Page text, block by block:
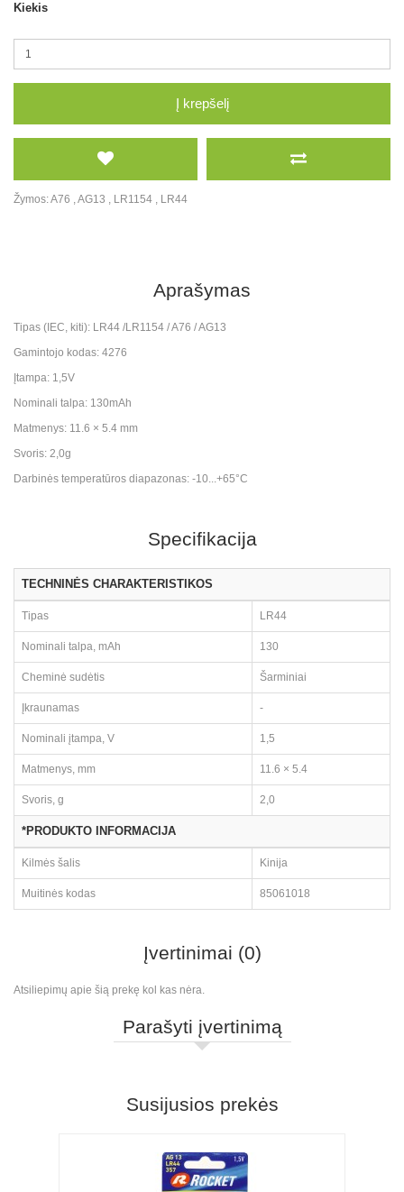
Kiekis
Į krepšelį
Žymos:A76 ,AG13 , LR1154 , LR44
Aprašymas
Tipas (IEC, kiti): LR44 /LR1154 / A76 / AG13
Gamintojo kodas: 4276
Įtampa: 1,5V
Nominali talpa: 130mAh
Matmenys: 11.6 × 5.4 mm
Svoris: 2,0g
Darbinės temperatūros diapazonas: -10...+65°C
Specifikacija
TECHNINĖS CHARAKTERISTIKOS
Tipas LR44
Nominali talpa, mAh 130
Cheminė sudėtis Šarminiai
Įkraunamas -
Nominali įtampa, V 1,5
Matmenys, mm 11.6 × 5.4
Svoris, g 2,0
*PRODUKTO INFORMACIJA
Kilmės šalis Kinija
Muitinės kodas 85061018
Įvertinimai (0)
Atsiliepimų apie šią prekę kol kas nėra.
Parašyti įvertinimą
Susijusios prekės